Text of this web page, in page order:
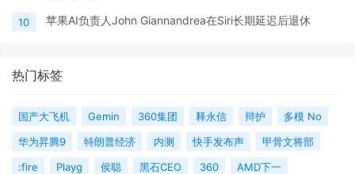
10 苹果AI负责人John Giannandrea在Siri长期延迟后退休
热门标签
国产大飞机 Gemin 360集团 释永信 辩护
多模 No
华为昇腾9
特朗普经济 内测 快手发布声
甲骨文将部
:fire
Playg 侯聪 黑石CEO 360
AMD下一